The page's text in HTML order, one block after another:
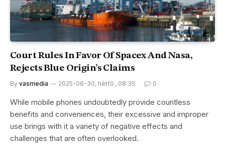
Court Rules In Favor Of Spacex And Nasa,
Rejects Blue Origin’s Claims
By vasmedia 2025-06-30, hétfő , 08:35 0
While mobile phones undoubtedly provide countless
benefits and conveniences, their excessive and improper
use brings with it a variety of negative effects and
challenges that are often overlooked.